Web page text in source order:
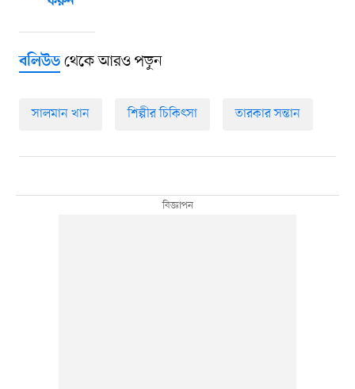
বলিউডথেকে আরও পড়ুন
সালমান খান শিল্পীর চিকিৎসা তারকার সন্তান